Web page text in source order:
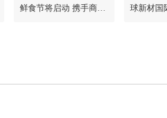
鲜食节将启动 携手商达
球新材国